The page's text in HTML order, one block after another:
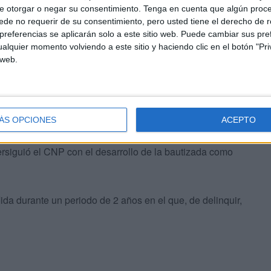
otorgar o negar su consentimiento. Tenga en cuenta que algún
no requerir de su consentimiento, pero usted tiene el derecho de
se aplicarán solo a este sitio web. Puede cambiar sus
momento volviendo a este sitio y haciendo clic en el botón
OPCIONES ACEPTO
fue utilizada por muchos para situarlo como
dando pie a una auténtica estrategia nacida del
el CNP con el desarrollo de la bautizada como
durante un periodo de 2 años en el que, de delinquir,